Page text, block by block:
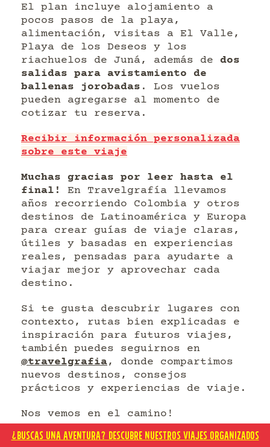
El plan incluye alojamiento a
pocos pasos de la playa,
alimentación, visitas a El Valle,
Playa de los Deseos y los
riachuelos de Juná, además de dos
salidas para avistamiento de
ballenas jorobadas . Los vuelos
pueden agregarse al momento de
cotizar tu reserva.
Recibir información personalizada
sobre este viaje
Muchas gracias por leer hasta el
final!
En Travelgrafía llevamos
años recorriendo Colombia y otros
destinos de Latinoamérica y Europa
para crear guías de viaje claras,
útiles y basadas en experiencias
reales, pensadas para ayudarte a
viajar mejor y aprovechar cada
destino.
Si te gusta descubrir lugares con
contexto, rutas bien explicadas e
inspiración para futuros viajes,
también puedes seguirnos en
@travelgrafia, donde compartimos
nuevos destinos, consejos
prácticos y experiencias de viaje.
Nos vemos en el camino!
¿BUSCAS UNA AVENTURA? DESCUBRE NUESTROS VIAJES ORGANIZADOS